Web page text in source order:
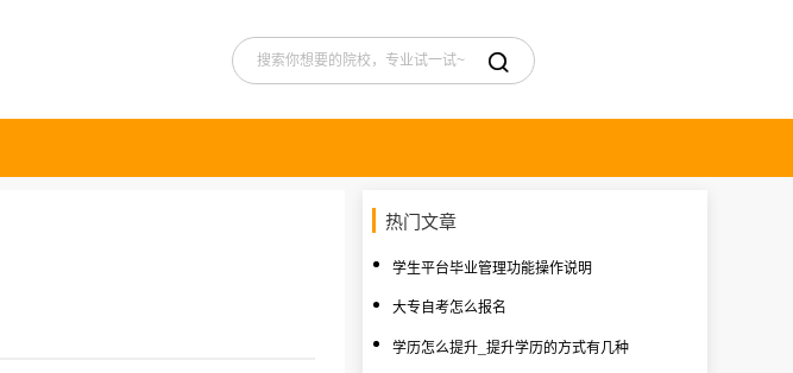

热门文章
学生平台毕业管理功能操作说明
大专自考怎么报名
学历怎么提升_提升学历的方式有几种